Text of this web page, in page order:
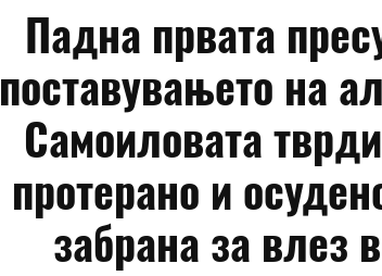
Падна првата
поставувањето на
Самоиловата
протерано и
забрана за влез